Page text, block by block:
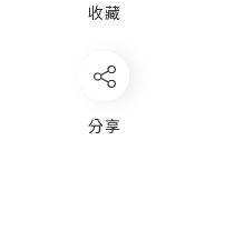
收藏
分享